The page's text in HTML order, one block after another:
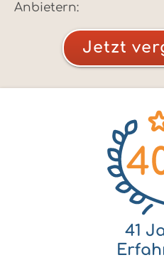
Anbietern:
Jetzt
41